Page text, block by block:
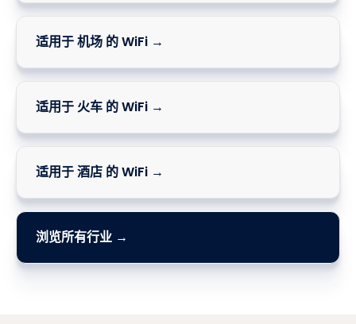
适用于 机场 的 WiFi →
适用于 火车 的 WiFi →
适用于 酒店 的 WiFi →
浏览所有行业 →